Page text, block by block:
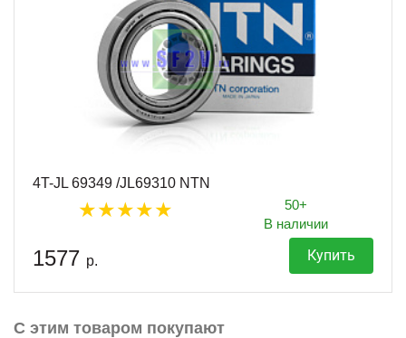
4T-JL 69349 /JL69310 NTN
50+
В наличии
1577 р. Купить
С этим товаром покупают